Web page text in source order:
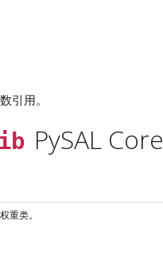
引用。
PySAL Core
重类。